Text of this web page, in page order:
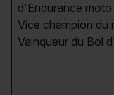
d'Endurance moto
Vice champion du
Vainqueur du Bol